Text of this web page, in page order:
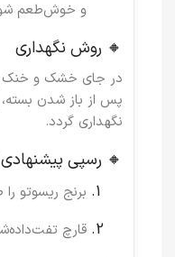
و خوش‌طعم
🔸 روش نگهداری
در جای خشک و خنک
پس از باز شدن
نگهداری گردد.
🔸 رسپی
برنج ریسوتو
قارچ